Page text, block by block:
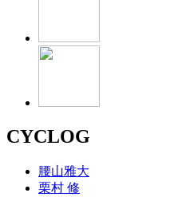
CYCLOG
腰山雅大
栗村 修